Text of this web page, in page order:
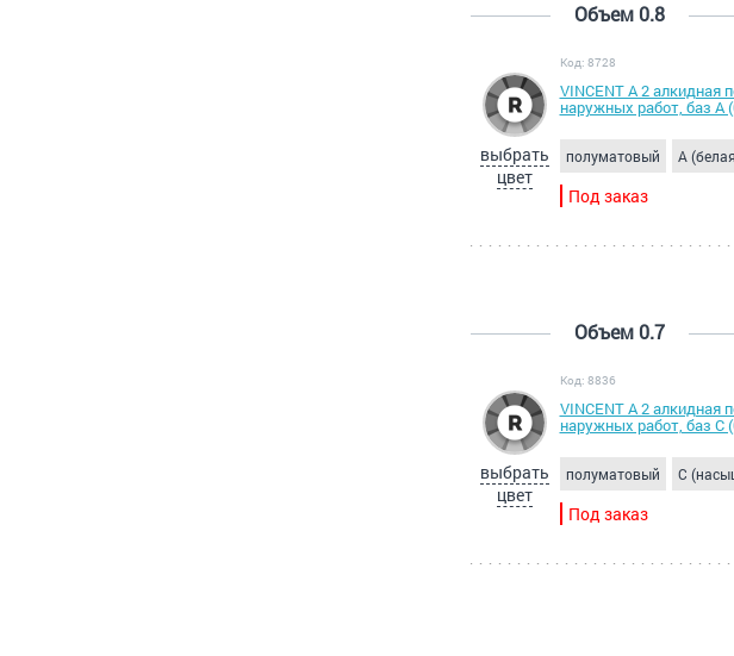
Объем 0.8
выбрать
цвет
Код: 8728
VINCENT A 2 алкидная
наружных работ, баз А
полуматовый A
Под заказ
Объем 0.7
выбрать
цвет
Код: 8836
VINCENT A 2 алкидная
наружных работ, баз С
полуматовый C
Под заказ